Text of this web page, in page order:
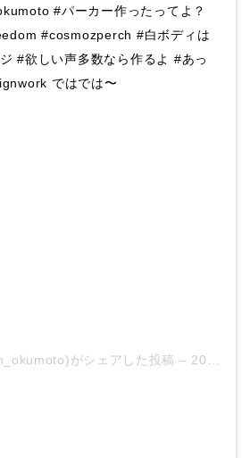
#パーカー作ったってよ？
#cosmozperch #白ボディは
#欲しい声多数なら作るよ #あっ
ではでは〜
がシェアした投稿 – 2020年10月月30日午前8時19分PDT